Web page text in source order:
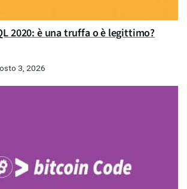
2020: è una truffa o è legittimo?
3, 2026